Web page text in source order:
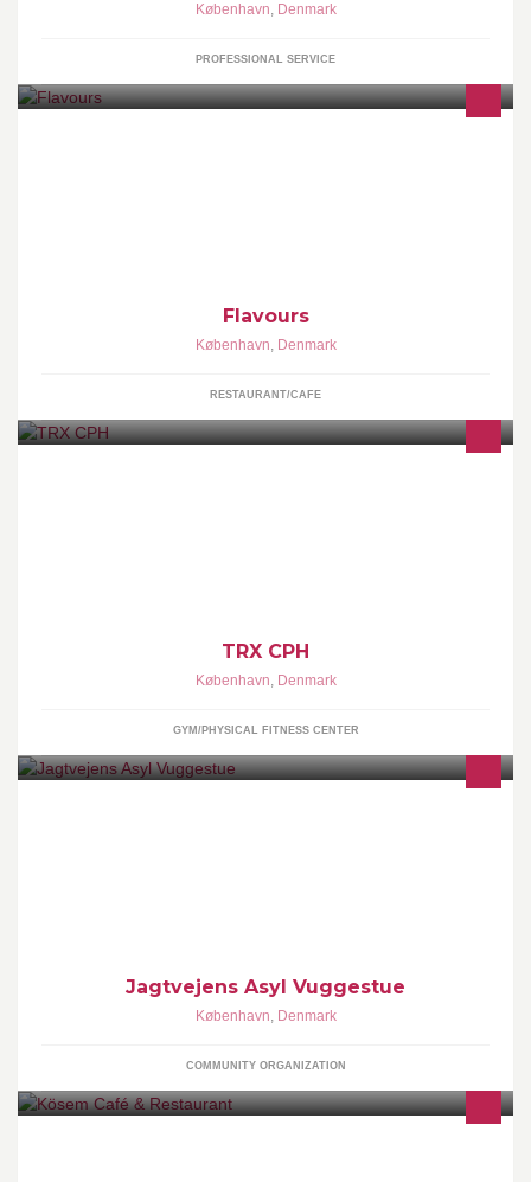
København, Denmark
PROFESSIONAL SERVICE
Flavours
København, Denmark
RESTAURANT/CAFE
TRX CPH
København, Denmark
GYM/PHYSICAL FITNESS CENTER
Jagtvejens Asyl Vuggestue
København, Denmark
COMMUNITY ORGANIZATION